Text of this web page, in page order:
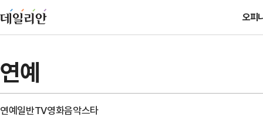
오피
연예
연예일반TV영화음악스타